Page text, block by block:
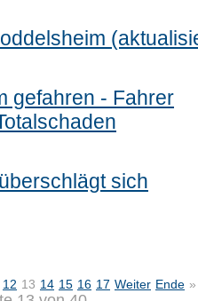
gefahren - Fahrer
sich
12 13 14 15 16 17 Weiter Ende »